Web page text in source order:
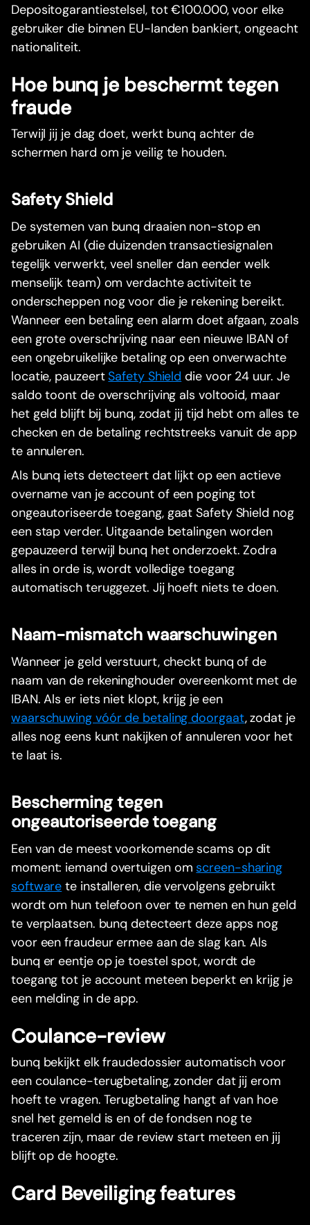
Depositogarantiestelsel, tot €100.000, voor elke
gebruiker die binnen EU-landen bankiert, ongeacht
nationaliteit.
Hoe bunq je beschermt tegen
fraude
Terwijl jij je dag doet, werkt bunq achter de
schermen hard om je veilig te houden.
Safety Shield
De systemen van bunq draaien non-stop en
gebruiken AI (die duizenden transactiesignalen
tegelijk verwerkt, veel sneller dan eender welk
menselijk team) om verdachte activiteit te
onderscheppen nog voor die je rekening bereikt.
Wanneer een betaling een alarm doet afgaan, zoals
een grote overschrijving naar een nieuwe IBAN of
een ongebruikelijke betaling op een onverwachte
locatie, pauzeertSafety Shield die voor 24 uur. Je
saldo toont de overschrijving als voltooid, maar
het geld blijft bij bunq, zodat jij tijd hebt om alles te
checken en de betaling rechtstreeks vanuit de app
te annuleren.
Als bunq iets detecteert dat lijkt op een actieve
overname van je account of een poging tot
ongeautoriseerde toegang, gaat Safety Shield nog
een stap verder. Uitgaande betalingen worden
gepauzeerd terwijl bunq het onderzoekt. Zodra
alles in orde is, wordt volledige toegang
automatisch teruggezet. Jij hoeft niets te doen.
Naam-mismatch waarschuwingen
Wanneer je geld verstuurt, checkt bunq of de
naam van de rekeninghouder overeenkomt met de
IBAN. Als er iets niet klopt, krijg je een
waarschuwing vóór de betaling doorgaat, zodat je
alles nog eens kunt nakijken of annuleren voor het
te laat is.
Bescherming tegen
ongeautoriseerde toegang
Een van de meest voorkomende scams op dit
moment: iemand overtuigen omscreen-sharing
software te installeren, die vervolgens gebruikt
wordt om hun telefoon over te nemen en hun geld
te verplaatsen. bunq detecteert deze apps nog
voor een fraudeur ermee aan de slag kan. Als
bunq er eentje op je toestel spot, wordt de
toegang tot je account meteen beperkt en krijg je
een melding in de app.
Coulance-review
bunq bekijkt elk fraudedossier automatisch voor
een coulance-terugbetaling, zonder dat jij erom
hoeft te vragen. Terugbetaling hangt af van hoe
snel het gemeld is en of de fondsen nog te
traceren zijn, maar de review start meteen en jij
blijft op de hoogte.
Card Beveiliging features